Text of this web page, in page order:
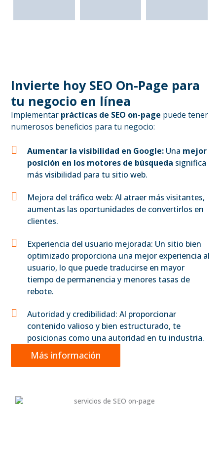
Invierte hoy SEO On-Page para
tu negocio en línea
Implementar prácticas de SEO on-page puede tener
numerosos beneficios para tu negocio:
Aumentar la visibilidad en Google:Una mejor
posición en los motores de búsqueda significa
más visibilidad para tu sitio web.
Mejora del tráfico web: Al atraer más visitantes,
aumentas las oportunidades de convertirlos en
clientes.
Experiencia del usuario mejorada: Un sitio bien
optimizado proporciona una mejor experiencia al
usuario, lo que puede traducirse en mayor
tiempo de permanencia y menores tasas de
rebote.
Autoridad y credibilidad: Al proporcionar
contenido valioso y bien estructurado, te
posicionas como una autoridad en tu industria.
Más información